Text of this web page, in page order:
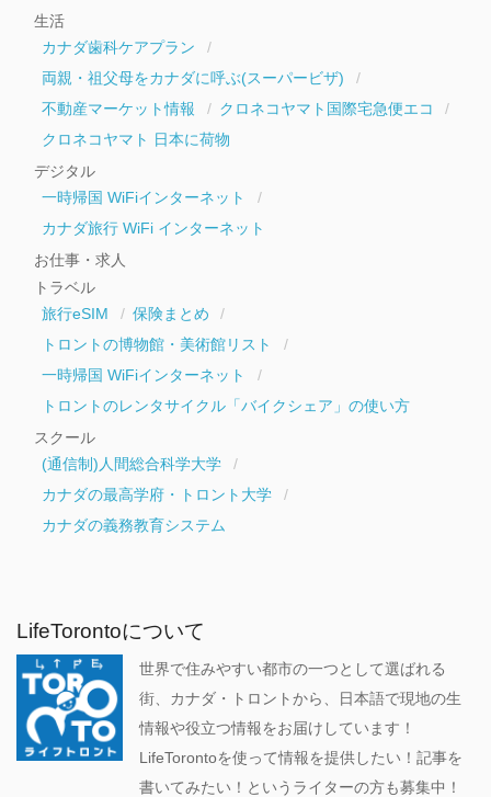
生活
カナダ歯科ケアプラン
両親・祖父母をカナダに呼ぶ(スーパービザ)
不動産マーケット情報
クロネコヤマト国際宅急便エコ
クロネコヤマト 日本に荷物
デジタル
一時帰国 WiFiインターネット
カナダ旅行 WiFi インターネット
お仕事・求人
トラベル
旅行eSIM
保険まとめ
トロントの博物館・美術館リスト
一時帰国 WiFiインターネット
トロントのレンタサイクル「バイクシェア」の使い方
スクール
(通信制)人間総合科学大学
カナダの最高学府・トロント大学
カナダの義務教育システム
LifeTorontoについて
世界で住みやすい都市の一つとして選ばれる
街、カナダ・トロントから、日本語で現地の生
情報や役立つ情報をお届けしています！
LifeTorontoを使って情報を提供したい！記事を
書いてみたい！というライターの方も募集中！